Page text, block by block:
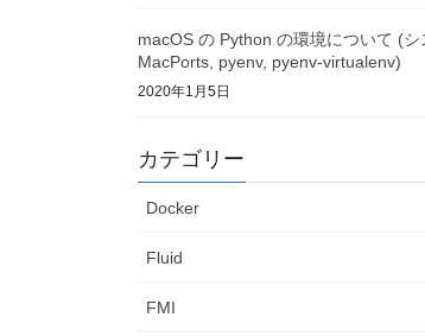
macOS の Python の環境について (シ
MacPorts, pyenv, pyenv-virtualenv)
2020年1月5日
カテゴリー
Docker
Fluid
FMI